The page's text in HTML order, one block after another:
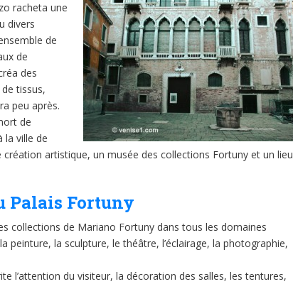
racheta une
divers
de
de
des
tissus,
peu après.
de
la ville de
artistique, un musée des collections Fortuny et un lieu
Palais Fortuny
collections de Mariano Fortuny dans tous les domaines
peinture, la sculpture, le théâtre, l’éclairage, la photographie,
l’attention du visiteur, la décoration des salles, les tentures,